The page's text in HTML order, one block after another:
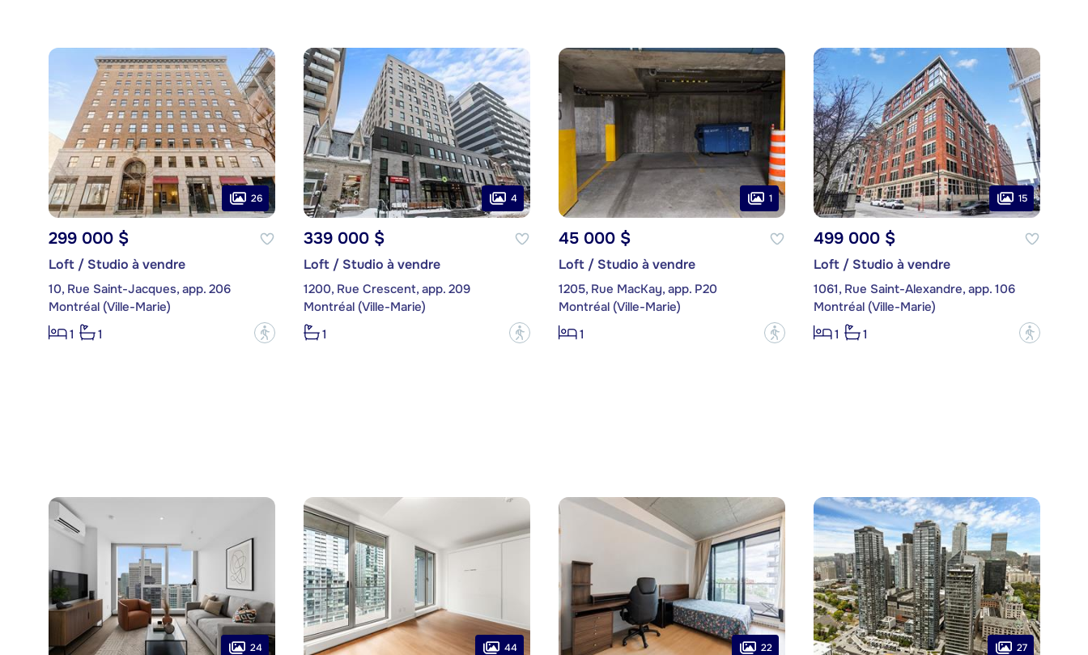
26
299 000 $
Loft / Studio à vendre
10, Rue Saint-Jacques, app. 206
Montréal (Ville-Marie)
1
1 ?
4
339 000 $
Loft / Studio à vendre
1200, Rue Crescent, app. 209
Montréal (Ville-Marie)
1
?
1
45 000 $
Loft / Studio à vendre
1205, Rue MacKay, app. P20
Montréal (Ville-Marie)
1
?
15
499 000 $
Loft / Studio à vendre
1061, Rue Saint-Alexandre, app. 106
Montréal (Ville-Marie)
1
1 ?
24 44 22 27